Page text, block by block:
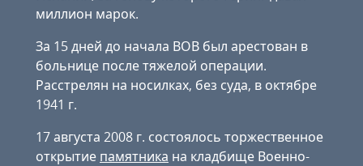
миллион марок.
За 15 дней до начала ВОВ был арестован в
больнице после тяжелой операции.
Расстрелян на носилках, без суда, в октябре
1941 г.
17 августа 2008 г. состоялось торжественное
открытие памятника на кладбище Военно-